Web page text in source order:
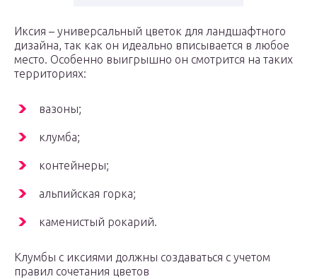
Иксия – универсальный цветок для ландшафтного
дизайна, так как он идеально вписывается в любое
место. Особенно выигрышно он смотрится на таких
территориях:
вазоны;
клумба;
контейнеры;
альпийская горка;
каменистый рокарий.
Клумбы с иксиями должны создаваться с учетом
правил сочетания цветов